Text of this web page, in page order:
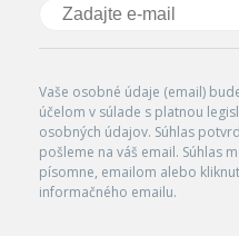
Vaše osobné údaje (email)
účelom v súlade s platnou
osobných údajov. Súhlas
pošleme na váš email. Súhlas
písomne, emailom alebo
informačného emailu.